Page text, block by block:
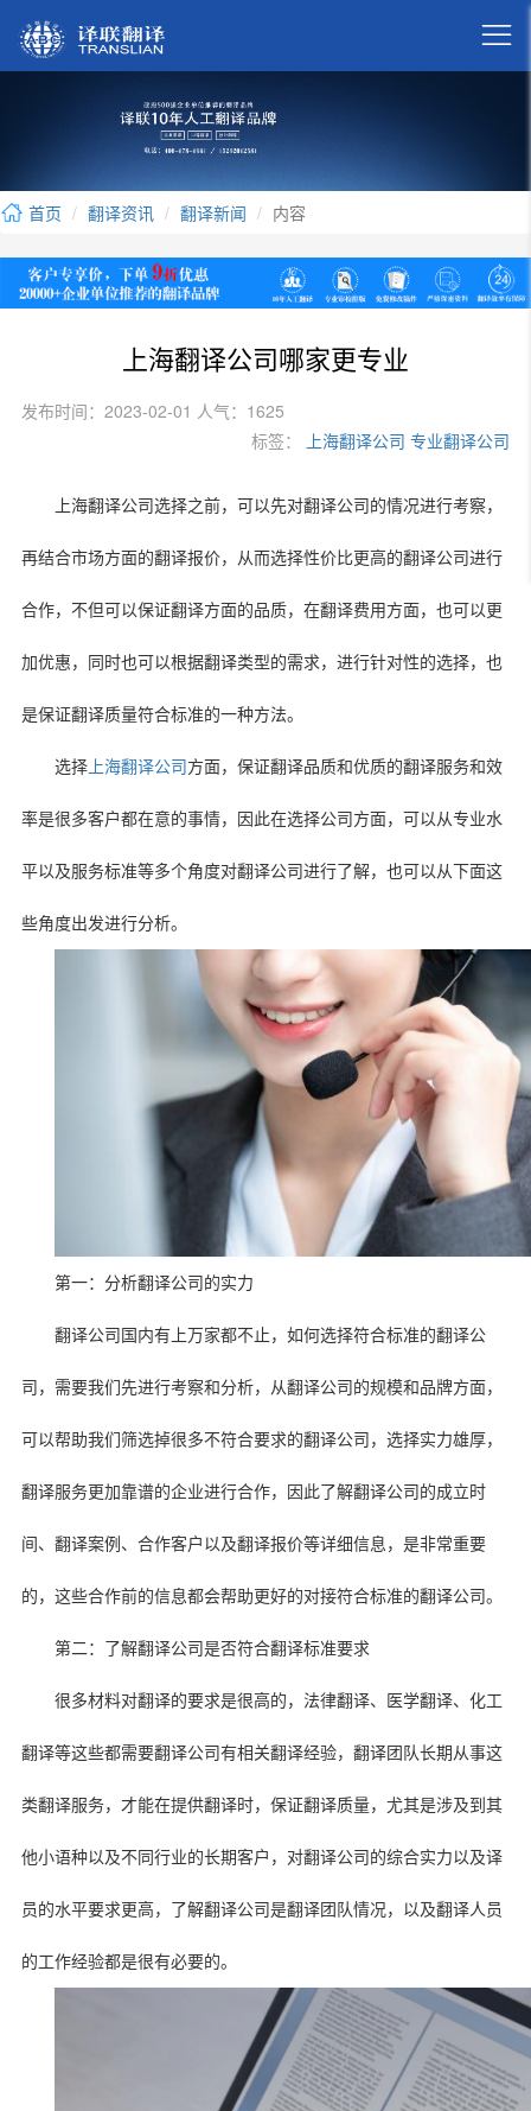

首页 翻译资讯 翻译新闻 内容
上海翻译公司哪家更专业
发布时间：2023-02-01 人气：1625
标签：
上海翻译公司 专业翻译公司
上海翻译公司选择之前，可以先对翻译公司的情况进行考察，
再结合市场方面的翻译报价，从而选择性价比更高的翻译公司进行
合作，不但可以保证翻译方面的品质，在翻译费用方面，也可以更
加优惠，同时也可以根据翻译类型的需求，进行针对性的选择，也
是保证翻译质量符合标准的一种方法。
选择上海翻译公司 方面，保证翻译品质和优质的翻译服务和效
率是很多客户都在意的事情，因此在选择公司方面，可以从专业水
平以及服务标准等多个角度对翻译公司进行了解，也可以从下面这
些角度出发进行分析。
第一：分析翻译公司的实力
翻译公司国内有上万家都不止，如何选择符合标准的翻译公
司，需要我们先进行考察和分析，从翻译公司的规模和品牌方面，
可以帮助我们筛选掉很多不符合要求的翻译公司，选择实力雄厚，
翻译服务更加靠谱的企业进行合作，因此了解翻译公司的成立时
间、翻译案例、合作客户以及翻译报价等详细信息，是非常重要
的，这些合作前的信息都会帮助更好的对接符合标准的翻译公司。
第二：了解翻译公司是否符合翻译标准要求
很多材料对翻译的要求是很高的，法律翻译、医学翻译、化工
翻译等这些都需要翻译公司有相关翻译经验，翻译团队长期从事这
类翻译服务，才能在提供翻译时，保证翻译质量，尤其是涉及到其
他小语种以及不同行业的长期客户，对翻译公司的综合实力以及译
员的水平要求更高，了解翻译公司是翻译团队情况，以及翻译人员
的工作经验都是很有必要的。